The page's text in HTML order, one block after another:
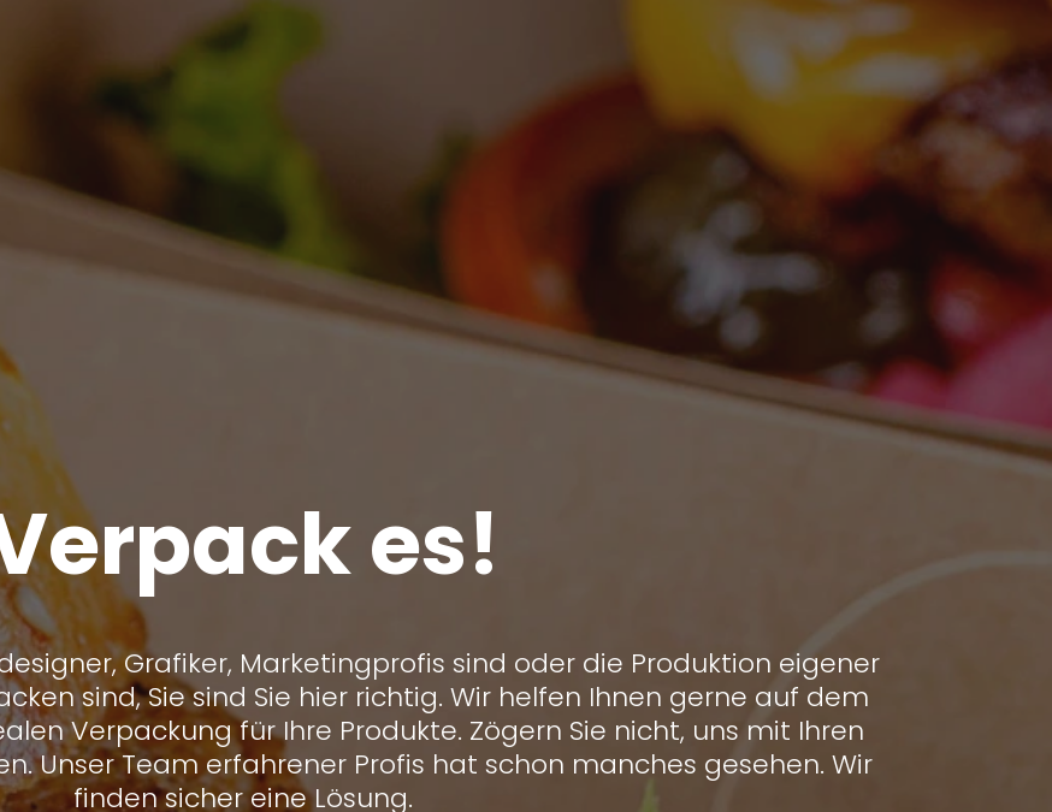
es!
Grafiker, Marketingprofis sind oder die Produktion eigener
sind, Sie sind Sie hier richtig. Wir helfen Ihnen gerne auf dem
Verpackung für Ihre Produkte. Zögern Sie nicht, uns mit Ihren
Unser Team erfahrener Profis hat schon manches gesehen. Wir
finden sicher eine Lösung.